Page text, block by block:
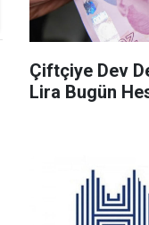
Çiftçiye Dev
Lira Bugün